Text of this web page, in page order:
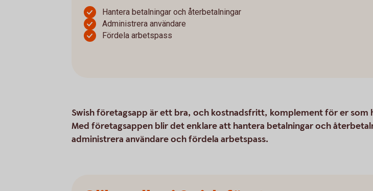
Hantera betalningar och återbetalningar
Administrera användare
Fördela arbetspass
Swish företagsapp är ett bra, och kostnadsfritt, komplement för er som
Med företagsappen blir det enklare att hantera betalningar och
administrera användare och fördela arbetspass.